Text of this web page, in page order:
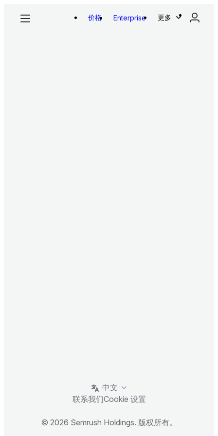
价格 Enterprise 更多
中文
联系我们Cookie 设置
© 2026 Semrush Holdings. 版权所有。